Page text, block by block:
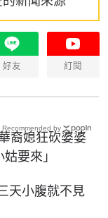
好友 訂閱
裔媳狂砍婆婆
要來」
天小腹就不見
Recommended by